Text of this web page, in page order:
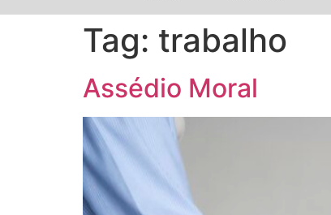
Tag: trabalho
Assédio Moral